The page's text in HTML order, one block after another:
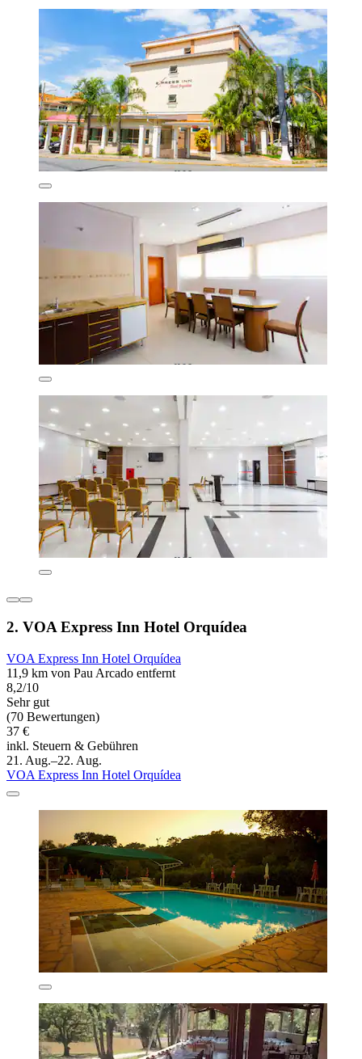
2. VOA Express Inn Hotel Orquídea
VOA Express Inn Hotel Orquídea
11,9 km von Pau Arcado entfernt
8,2/10
Sehr gut
(70 Bewertungen)
37 €
inkl. Steuern & Gebühren
21. Aug.–22. Aug.
VOA Express Inn Hotel Orquídea